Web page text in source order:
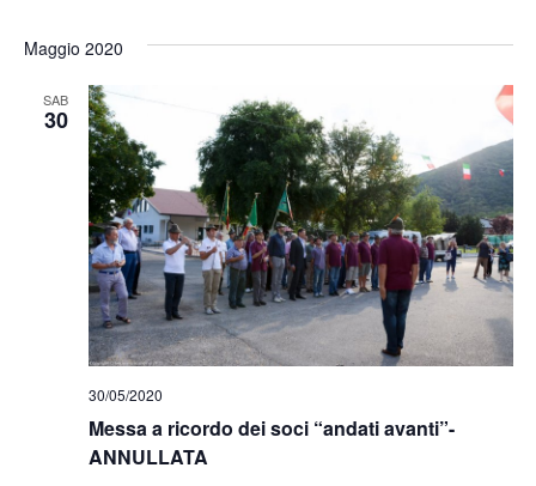
Maggio 2020
SAB
30
Messa a ricordo dei soci “andati avanti”-
ANNULLATA
30/05/2020